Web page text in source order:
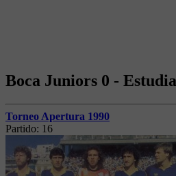
Boca Juniors 0 -
Torneo Apertura 1990
Partido: 16